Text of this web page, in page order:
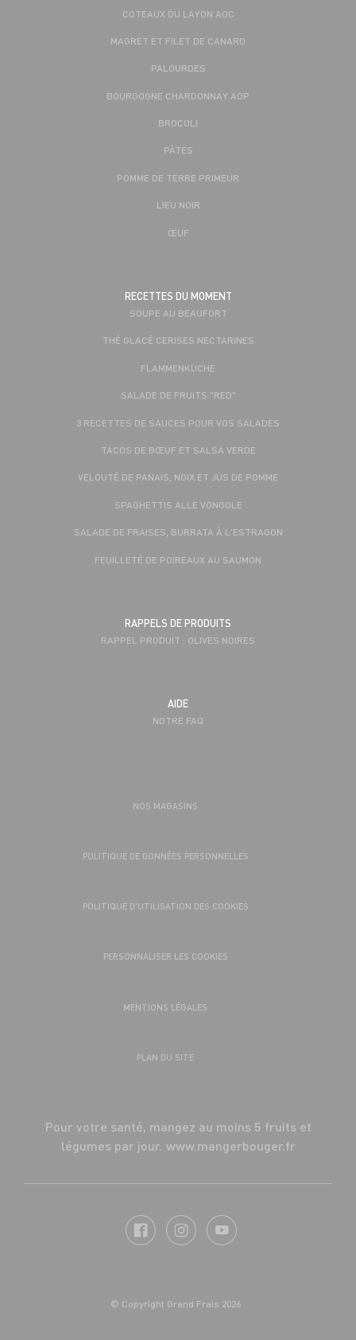
COTEAUX DU LAYON AOC
MAGRET ET FILET DE CANARD
PALOURDES
BOURGOGNE CHARDONNAY AOP
BROCOLI
PÂTES
POMME DE TERRE PRIMEUR
LIEU NOIR
ŒUF
RECETTES DU MOMENT
SOUPE AU BEAUFORT
THÉ GLACÉ CERISES NECTARINES
FLAMMENKUCHE
SALADE DE FRUITS "RED"
3 RECETTES DE SAUCES POUR VOS SALADES
TACOS DE BŒUF ET SALSA VERDE
VELOUTÉ DE PANAIS, NOIX ET JUS DE POMME
SPAGHETTIS ALLE VONGOLE
SALADE DE FRAISES, BURRATA À L'ESTRAGON
FEUILLETÉ DE POIREAUX AU SAUMON
RAPPELS DE PRODUITS
RAPPEL PRODUIT : OLIVES NOIRES
AIDE
NOTRE FAQ
NOS MAGASINS
POLITIQUE DE DONNÉES PERSONNELLES
POLITIQUE D’UTILISATION DES COOKIES
PERSONNALISER LES COOKIES
MENTIONS LÉGALES
PLAN DU SITE
Pour votre santé, mangez au moins 5 fruits et
légumes par jour. www.mangerbouger.fr
© Copyright Grand Frais 2026